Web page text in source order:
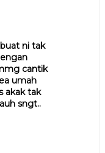
ni tak
cantik
umah
akak tak
sngt..